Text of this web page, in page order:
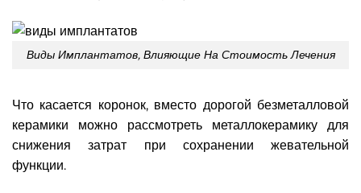
Виды Имплантатов, Влияющие На Стоимость Лечения
Что касается коронок, вместо дорогой безметалловой
керамики можно рассмотреть металлокерамику для
снижения затрат при сохранении жевательной
функции.